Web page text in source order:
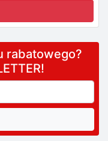
rabatowego?